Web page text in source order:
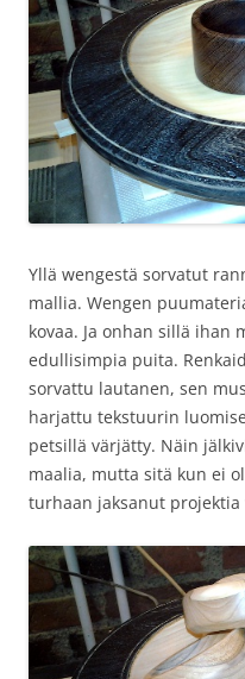
Yllä wengestä sorvatut
mallia. Wengen
kovaa. Ja onhan sillä ihan
edullisimpia puita.
sorvattu lautanen, sen
harjattu tekstuurin
petsillä värjätty. Näin
maalia, mutta sitä kun ei
turhaan jaksanut